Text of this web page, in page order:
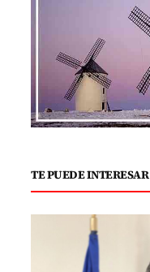
TE PUEDE INTERESAR